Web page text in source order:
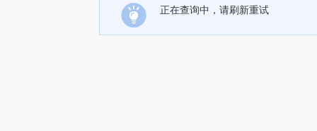
正在查询中，请刷新重试